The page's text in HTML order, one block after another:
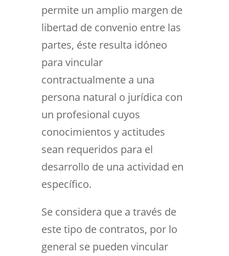
permite un amplio margen de
libertad de convenio entre las
partes, éste resulta idóneo
para vincular
contractualmente a una
persona natural o jurídica con
un profesional cuyos
conocimientos y actitudes
sean requeridos para el
desarrollo de una actividad en
específico.
Se considera que a través de
este tipo de contratos, por lo
general se pueden vincular